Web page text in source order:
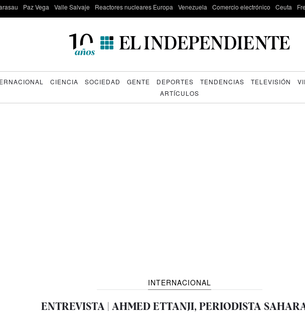
Paz Vega Valle Salvaje Reactores nucleares Europa Venezuela Comercio electrónico Ceuta
CIENCIA SOCIEDAD GENTE DEPORTES TENDENCIAS TELEVISIÓN
ARTÍCULOS
INTERNACIONAL
ENTREVISTA | AHMED ETTANJI, PERIODISTA